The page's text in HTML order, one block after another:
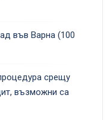
във Варна (100
срещу
възможни са